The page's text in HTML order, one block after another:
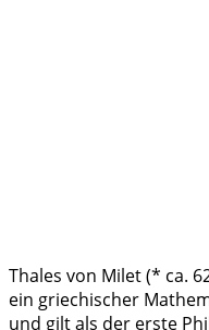
Thales von Milet (* ca.
ein griechischer
und gilt als der erste